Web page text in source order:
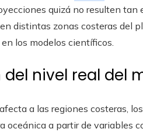
quizá no resulten tan
distintas zonas costeras del
los modelos científicos.
nivel real del
a las regiones costeras,
oceánica a partir de variables